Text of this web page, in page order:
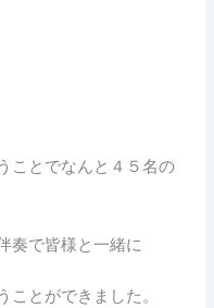
ことでなんと４５名の
奏で皆様と一緒に
ことができました。